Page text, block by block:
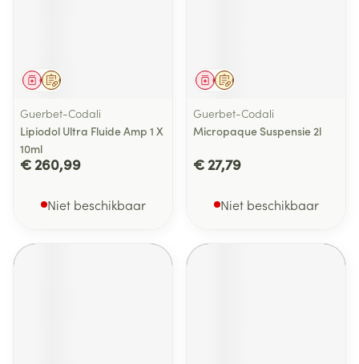
Op voorschrift
Geneesmiddel
Guerbet-Codali
Lipiodol Ultra Fluide Amp 1 X
10ml
€ 260,99
Niet beschikbaar
Op voorschrift
Geneesmiddel
Guerbet-Codali
Micropaque Suspensie 2l
€ 27,79
Niet beschikbaar